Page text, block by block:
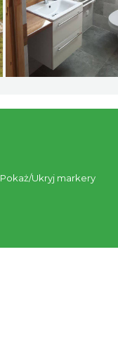
Pokaż/Ukryj markery